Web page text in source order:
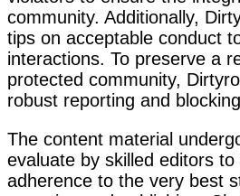
community. Additionally,
tips on acceptable conduct
interactions. To preserve a
protected community,
robust reporting and
The content material
evaluate by skilled editors to
adherence to the very best